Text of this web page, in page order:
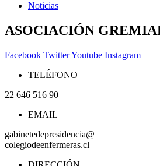
Noticias
ASOCIACIÓN
Facebook TwitterYoutube Instagram
TELÉFONO
22 646 516 90
EMAIL
gabinetedepresidencia@
colegiodeenfermeras.cl